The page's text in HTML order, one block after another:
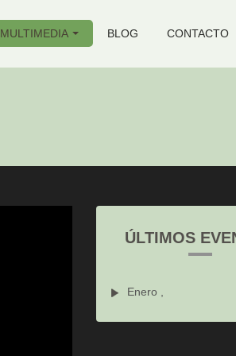
MULTIMEDIA BLOG CONTACTO
ÚLTIMOS
Enero ,